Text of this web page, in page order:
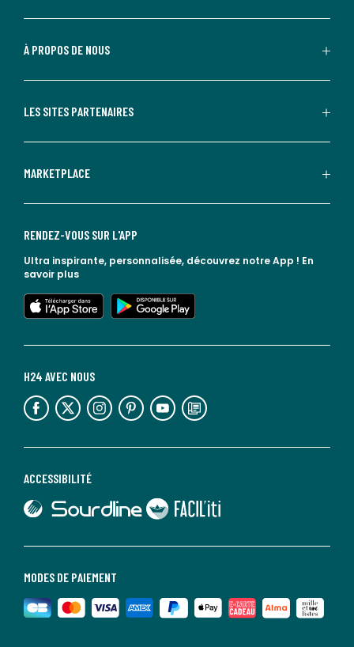
À PROPOS DE NOUS
LES SITES PARTENAIRES
MARKETPLACE
MODES DE PAIEMENT
ACCESSIBILITÉ
lien vers Faciliti
H24 AVEC NOUS
lien vers l'espace réseaux sociaux lien vers l'espace réseaux sociaux lien vers l'espace réseaux sociaux lien vers l'espace réseaux sociaux lien vers l'espace réseaux sociaux lien vers le blog la redoute
RENDEZ-VOUS SUR L'APP
Ultra inspirante, personnalisée, découvrez notre App ! En
savoir plus
lien vers l'app store
lien vers google play